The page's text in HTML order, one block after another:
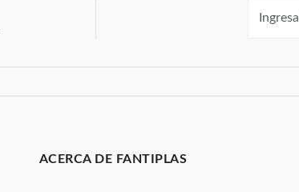
ACERCA DE FANTIPLAS